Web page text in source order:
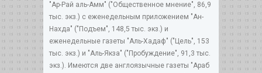
"Ар-Рай аль-Амм" ("Общественное мнение", 86,9
тыс. экз.) с еженедельным приложением "Ан-
Нахда" ("Подъем", 148,5 тыс. экз.) и
еженедельные газеты "Аль-Хадаф" ("Цель", 153
тыс. экз.) и "Аль-Якза" ("Пробуждение", 91,3 тыс.
экз.). Имеются две англоязычные газеты "Араб